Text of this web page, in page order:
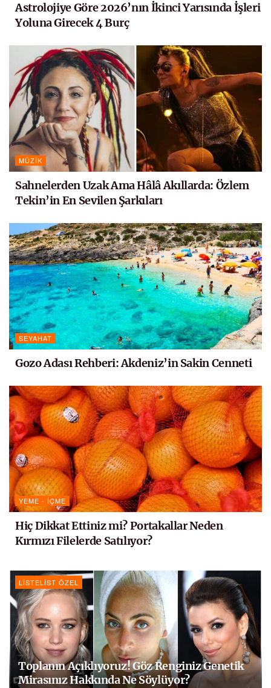
Astrolojiye Göre 2026’nın İkinci Yarısında İşleri
Yoluna Girecek 4 Burç
MÜZIK
Sahnelerden Uzak Ama Hâlâ Akıllarda: Özlem
Tekin’in En Sevilen Şarkıları
SEYAHAT
Gozo Adası Rehberi: Akdeniz’in Sakin Cenneti
YEME - İÇME
Hiç Dikkat Ettiniz mi? Portakallar Neden
Kırmızı Filelerde Satılıyor?
LISTELIST ÖZEL
Toplanın Açıklıyoruz! Göz Renginiz Genetik
Mirasınız Hakkında Ne Söylüyor?